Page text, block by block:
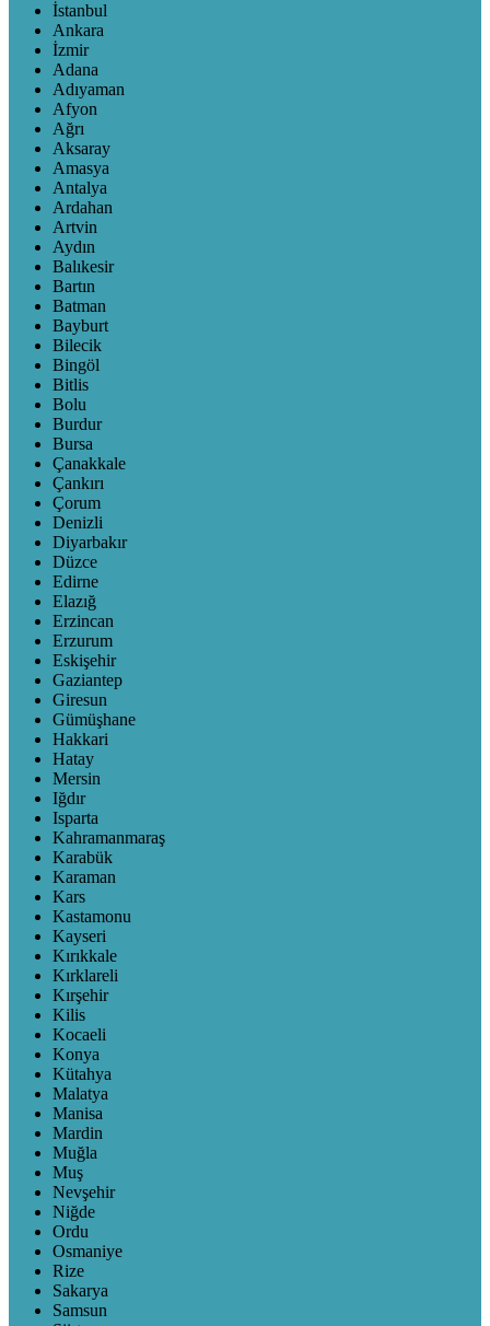
İstanbul
Ankara
İzmir
Adana
Adıyaman
Afyon
Ağrı
Aksaray
Amasya
Antalya
Ardahan
Artvin
Aydın
Balıkesir
Bartın
Batman
Bayburt
Bilecik
Bingöl
Bitlis
Bolu
Burdur
Bursa
Çanakkale
Çankırı
Çorum
Denizli
Diyarbakır
Düzce
Edirne
Elazığ
Erzincan
Erzurum
Eskişehir
Gaziantep
Giresun
Gümüşhane
Hakkari
Hatay
Mersin
Iğdır
Isparta
Kahramanmaraş
Karabük
Karaman
Kars
Kastamonu
Kayseri
Kırıkkale
Kırklareli
Kırşehir
Kilis
Kocaeli
Konya
Kütahya
Malatya
Manisa
Mardin
Muğla
Muş
Nevşehir
Niğde
Ordu
Osmaniye
Rize
Sakarya
Samsun